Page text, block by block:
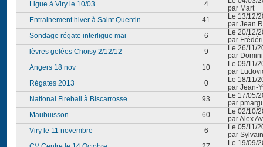
Ligue à Viry le 10/03
4
par Mart
Entrainement hiver à Saint Quentin
41
Le 13/12/
par Jean
Sondage régate interligue mai
6
Le 20/12/
par
lèvres gelées Choisy 2/12/12
9
Le 26/11/
par
Angers 18 nov
10
Le 09/11/
par
Régates 2013
0
Le 18/11/
par Jean-
National Fireball à Biscarrosse
93
Le 17/05/
par
Maubuisson
60
Le 02/10/
par Alex
Viry le 11 novembre
6
Le 05/11/
par Sylvain
Le 19/09/